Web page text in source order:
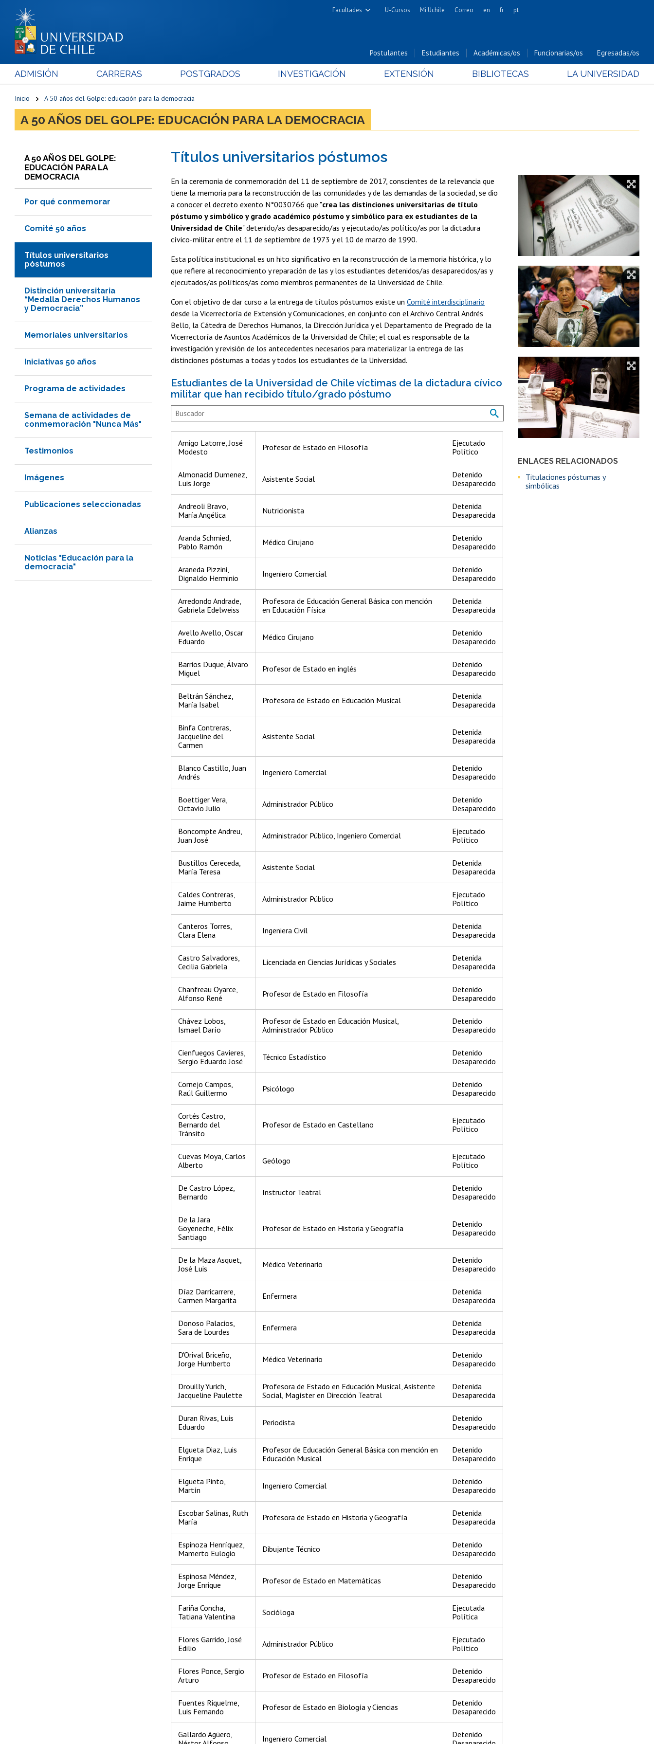
Facultades
Cs. Físicas y Matemáticas
Cs. Forestales y Conservación
Cs. Químicas y Farmacéuticas
Cs. Sociales
Filosofía y Humanidades
Estudios Avanzados en Educación
Alimentos
Hospital Clínico
U-Cursos Mi Uchile Correo en fr pt
Postulantes Estudiantes Académicas/os Funcionarias/os Egresadas/os
ADMISIÓN CARRERAS POSTGRADOS INVESTIGACIÓN EXTENSIÓN BIBLIOTECAS LA UNIVERSIDAD
Inicio A 50 años del Golpe: educación para la democracia
A 50 AÑOS DEL GOLPE: EDUCACIÓN PARA LA DEMOCRACIA
A 50 AÑOS DEL GOLPE:
EDUCACIÓN PARA LA
DEMOCRACIA
Por qué conmemorar
Comité 50 años
Títulos universitarios
póstumos
Distinción universitaria
“Medalla Derechos Humanos
y Democracia”
Memoriales universitarios
Iniciativas 50 años
Programa de actividades
Semana de actividades de
conmemoración "Nunca Más"
Testimonios
Imágenes
Publicaciones seleccionadas
Alianzas
Noticias "Educación para la
democracia"
Títulos universitarios póstumos
ENLACES RELACIONADOS
Titulaciones póstumas y
simbólicas
En la ceremonia de conmemoración del 11 de septiembre de 2017, conscientes de la relevancia que
tiene la memoria para la reconstrucción de las comunidades y de las demandas de la sociedad, se dio
a conocer el decreto exento N°0030766 que "crea las distinciones universitarias de título
póstumo y simbólico y grado académico póstumo y simbólico para ex estudiantes de la
Universidad de Chile" detenido/as desaparecido/as y ejecutado/as político/as por la dictadura
cívico-militar entre el 11 de septiembre de 1973 y el 10 de marzo de 1990.
Esta política institucional es un hito significativo en la reconstrucción de la memoria histórica, y lo
que refiere al reconocimiento y reparación de las y los estudiantes detenidos/as desaparecidos/as y
ejecutados/as políticos/as como miembros permanentes de la Universidad de Chile.
Con el objetivo de dar curso a la entrega de títulos póstumos existe un Comité interdisciplinario
desde la Vicerrectoría de Extensión y Comunicaciones, en conjunto con el Archivo Central Andrés
Bello, la Cátedra de Derechos Humanos, la Dirección Jurídica y el Departamento de Pregrado de la
Vicerrectoría de Asuntos Académicos de la Universidad de Chile; el cual es responsable de la
investigación y revisión de los antecedentes necesarios para materializar la entrega de las
distinciones póstumas a todas y todos los estudiantes de la Universidad.
Estudiantes de la Universidad de Chile víctimas de la dictadura cívico
militar que han recibido título/grado póstumo
Amigo Latorre, José
Modesto
Profesor de Estado en Filosofía
Ejecutado
Político
Almonacid Dumenez,
Luis Jorge
Asistente Social
Detenido
Desaparecido
Andreoli Bravo,
María Angélica
Nutricionista
Detenida
Desaparecida
Aranda Schmied,
Pablo Ramón
Médico Cirujano
Detenido
Desaparecido
Araneda Pizzini,
Dignaldo Herminio
Ingeniero Comercial
Detenido
Desaparecido
Arredondo Andrade,
Gabriela Edelweiss
Profesora de Educación General Básica con mención
en Educación Física
Detenida
Desaparecida
Avello Avello, Oscar
Eduardo
Médico Cirujano
Detenido
Desaparecido
Barrios Duque, Álvaro
Miguel
Profesor de Estado en inglés
Detenido
Desaparecido
Beltrán Sánchez,
María Isabel
Profesora de Estado en Educación Musical
Detenida
Desaparecida
Binfa Contreras,
Jacqueline del
Carmen
Asistente Social
Detenida
Desaparecida
Blanco Castillo, Juan
Andrés
Ingeniero Comercial
Detenido
Desaparecido
Boettiger Vera,
Octavio Julio
Administrador Público
Detenido
Desaparecido
Boncompte Andreu,
Juan José
Administrador Público, Ingeniero Comercial
Ejecutado
Político
Bustillos Cereceda,
María Teresa
Asistente Social
Detenida
Desaparecida
Caldes Contreras,
Jaime Humberto
Administrador Público
Ejecutado
Político
Canteros Torres,
Clara Elena
Ingeniera Civil
Detenida
Desaparecida
Castro Salvadores,
Cecilia Gabriela
Licenciada en Ciencias Jurídicas y Sociales
Detenida
Desaparecida
Chanfreau Oyarce,
Alfonso René
Profesor de Estado en Filosofía
Detenido
Desaparecido
Chávez Lobos,
Ismael Darío
Profesor de Estado en Educación Musical,
Administrador Público
Detenido
Desaparecido
Cienfuegos Cavieres,
Sergio Eduardo José
Técnico Estadístico
Detenido
Desaparecido
Cornejo Campos,
Raúl Guillermo
Psicólogo
Detenido
Desaparecido
Cortés Castro,
Bernardo del
Tránsito
Profesor de Estado en Castellano
Ejecutado
Político
Cuevas Moya, Carlos
Alberto
Geólogo
Ejecutado
Político
De Castro López,
Bernardo
Instructor Teatral
Detenido
Desaparecido
De la Jara
Goyeneche, Félix
Santiago
Profesor de Estado en Historia y Geografía
Detenido
Desaparecido
De la Maza Asquet,
José Luis
Médico Veterinario
Detenido
Desaparecido
Díaz Darricarrere,
Carmen Margarita
Enfermera
Detenida
Desaparecida
Donoso Palacios,
Sara de Lourdes
Enfermera
Detenida
Desaparecida
D'Orival Briceño,
Jorge Humberto
Médico Veterinario
Detenido
Desaparecido
Drouilly Yurich,
Jacqueline Paulette
Profesora de Estado en Educación Musical, Asistente
Social, Magíster en Dirección Teatral
Detenida
Desaparecida
Duran Rivas, Luis
Eduardo
Periodista
Detenido
Desaparecido
Elgueta Diaz, Luis
Enrique
Profesor de Educación General Básica con mención en
Educación Musical
Detenido
Desaparecido
Elgueta Pinto,
Martín
Ingeniero Comercial
Detenido
Desaparecido
Escobar Salinas, Ruth
María
Profesora de Estado en Historia y Geografía
Detenida
Desaparecida
Espinoza Henríquez,
Mamerto Eulogio
Dibujante Técnico
Detenido
Desaparecido
Espinosa Méndez,
Jorge Enrique
Profesor de Estado en Matemáticas
Detenido
Desaparecido
Fariña Concha,
Tatiana Valentina
Socióloga
Ejecutada
Política
Flores Garrido, José
Edilio
Administrador Público
Ejecutado
Político
Flores Ponce, Sergio
Arturo
Profesor de Estado en Filosofía
Detenido
Desaparecido
Fuentes Riquelme,
Luis Fernando
Profesor de Estado en Biología y Ciencias
Detenido
Desaparecido
Gallardo Agüero,
Ingeniero Comercial
Detenido